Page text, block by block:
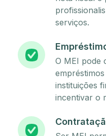
serviços.
O MEI pode
instituições
incentivar o